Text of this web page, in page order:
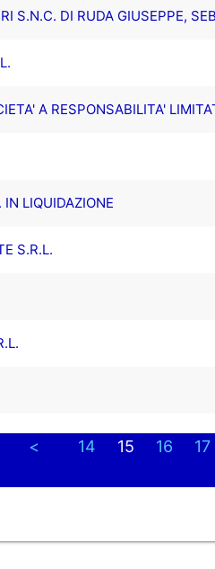
S.N.C. DI RUDA GIUSEPPE,
A RESPONSABILITA'
LIQUIDAZIONE
S.R.L.
< 14 15 16 17